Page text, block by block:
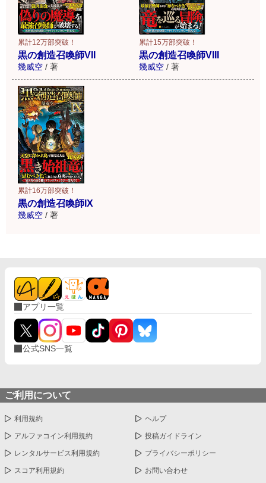
累計12万部突破！
黒の創造召喚師VII
幾威空 / 著
累計15万部突破！
黒の創造召喚師VIII
幾威空 / 著
累計16万部突破！
黒の創造召喚師IX
幾威空 / 著
アプリ一覧
公式SNS一覧
ご利用について
利用規約 ヘルプ
アルファコイン利用規約 投稿ガイドライン
レンタルサービス利用規約 プライバシーポリシー
スコア利用規約 お問い合わせ